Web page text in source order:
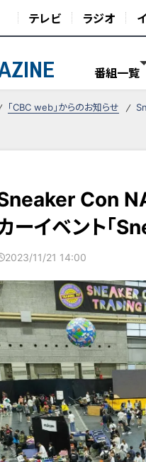
テレビ ラジオ
番組一覧
「CBC web」からのお知らせ
Con
ーイベント「
2023/11/21 14:00